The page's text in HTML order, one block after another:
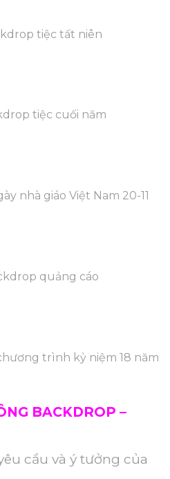
tiệc tất niên
tiệc cuối năm
nhà giáo Việt Nam 20-11
quảng cáo
trình kỷ niệm 18 năm
BACKDROP –
cầu và ý tưởng của